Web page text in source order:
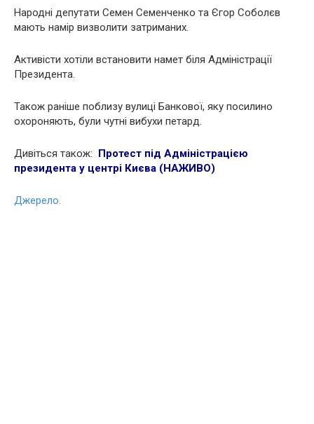
Народні депутати Семен Семенченко та Єгор Соболєв
мають намір визволити затриманих.
Активісти хотіли встановити намет біля Адміністрації
Президента.
Також раніше поблизу вулиці Банкової, яку посилино
охороняють, були чутні вибухи петард.
Дивіться також: Протест під Адміністрацією
президента у центрі Києва (НАЖИВО)
Джерело.